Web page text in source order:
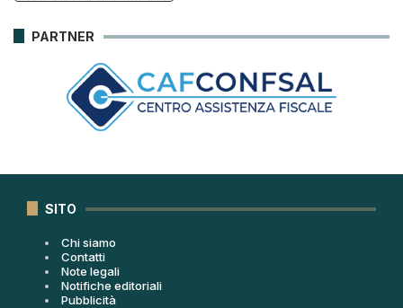
PARTNER
SITO
Chi siamo
Contatti
Note legali
Notifiche editoriali
Pubblicità